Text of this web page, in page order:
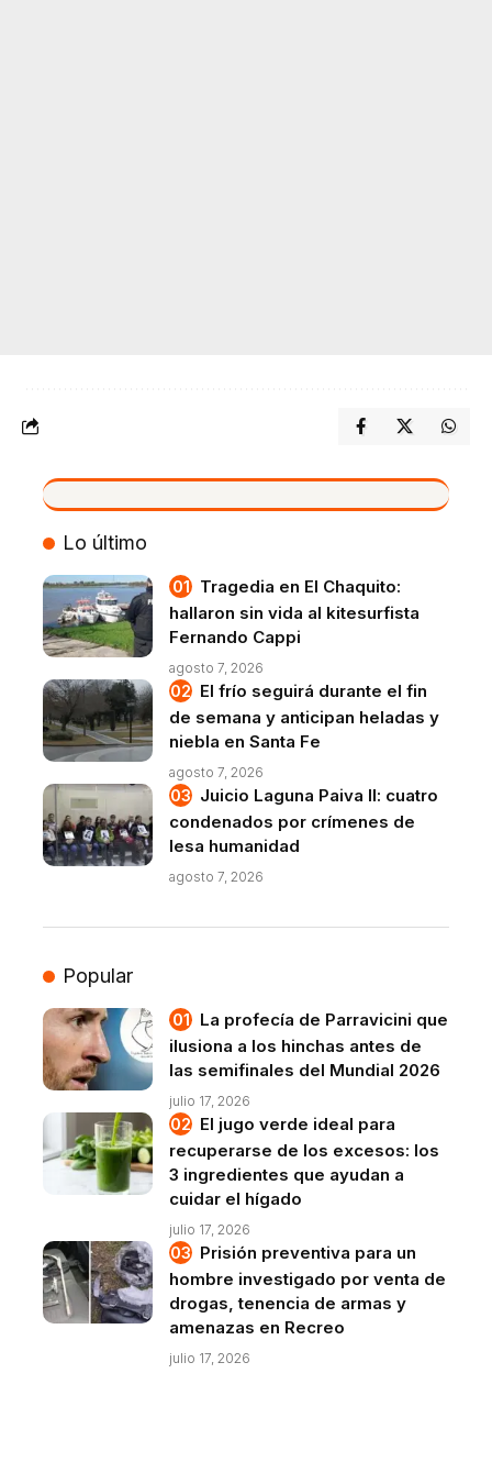
VIVO
Lo último
Tragedia en El Chaquito:
hallaron sin vida al kitesurfista
Fernando Cappi
agosto 7, 2026
El frío seguirá durante el fin
de semana y anticipan heladas y
niebla en Santa Fe
agosto 7, 2026
Juicio Laguna Paiva II: cuatro
condenados por crímenes de
lesa humanidad
agosto 7, 2026
Popular
La profecía de Parravicini que
ilusiona a los hinchas antes de
las semifinales del Mundial 2026
julio 17, 2026
El jugo verde ideal para
recuperarse de los excesos: los
3 ingredientes que ayudan a
cuidar el hígado
julio 17, 2026
Prisión preventiva para un
hombre investigado por venta de
drogas, tenencia de armas y
amenazas en Recreo
julio 17, 2026